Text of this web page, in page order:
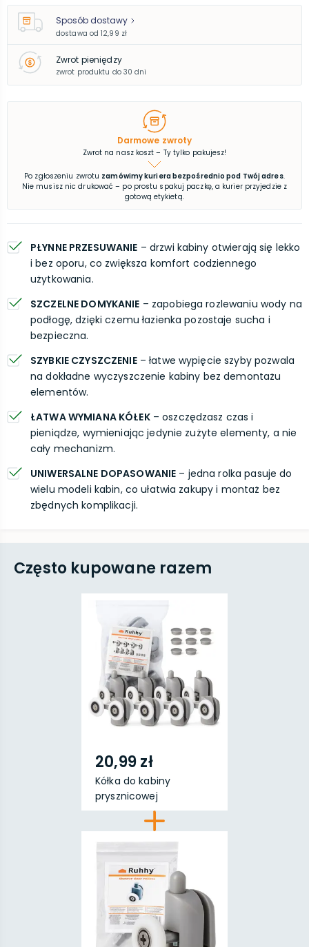
Sposób dostawy
dostawa od 12,99 zł
Zwrot pieniędzy
zwrot produktu do 30 dni
Darmowe zwroty
Zwrot na nasz koszt – Ty tylko pakujesz!
Po zgłoszeniu zwrotu zamówimy kuriera bezpośrednio pod Twój adres.
Nie musisz nic drukować – po prostu spakuj paczkę, a kurier przyjedzie z
gotową etykietą.
PŁYNNE PRZESUWANIE – drzwi kabiny otwierają się lekko
i bez oporu, co zwiększa komfort codziennego
użytkowania.
SZCZELNE DOMYKANIE – zapobiega rozlewaniu wody na
podłogę, dzięki czemu łazienka pozostaje sucha i
bezpieczna.
SZYBKIE CZYSZCZENIE– łatwe wypięcie szyby pozwala
na dokładne wyczyszczenie kabiny bez demontażu
elementów.
ŁATWA WYMIANA KÓŁEK– oszczędzasz czas i
pieniądze, wymieniając jedynie zużyte elementy, a nie
cały mechanizm.
UNIWERSALNE DOPASOWANIE – jedna rolka pasuje do
wielu modeli kabin, co ułatwia zakupy i montaż bez
zbędnych komplikacji.
Często kupowane razem
20,99 zł
Kółka do kabiny
prysznicowej
pojedyncze ...